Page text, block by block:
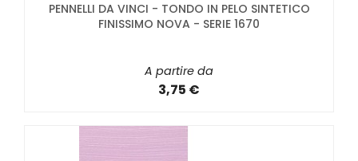
PENNELLI DA VINCI - TONDO IN PELO SINTETICO
FINISSIMO NOVA - SERIE 1670
A partire da
3,75 €